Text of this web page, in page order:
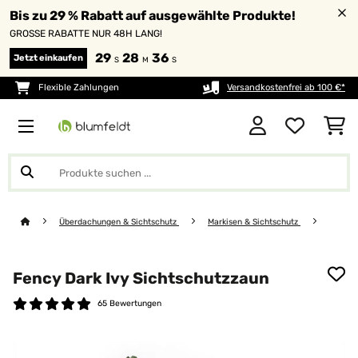
Bis zu 29 % Rabatt auf ausgewählte Produkte!
GROSSE RABATTE NUR 48H LANG!
Jetzt einkaufen 29 S 28 M 36 S
Flexible Zahlungen Versandkostenfrei ab 100 €*
Überdachungen & Sichtschutz Markisen & Sichtschutz
Fency Dark Ivy Sichtschutzzaun
65 Bewertungen